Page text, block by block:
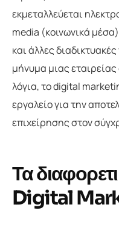
εκμεταλλεύεται
media (κοινωνικά
και άλλες
μήνυμα μιας
λόγια, το digital
εργαλείο για την
επιχείρησης στον
Τα
Digital